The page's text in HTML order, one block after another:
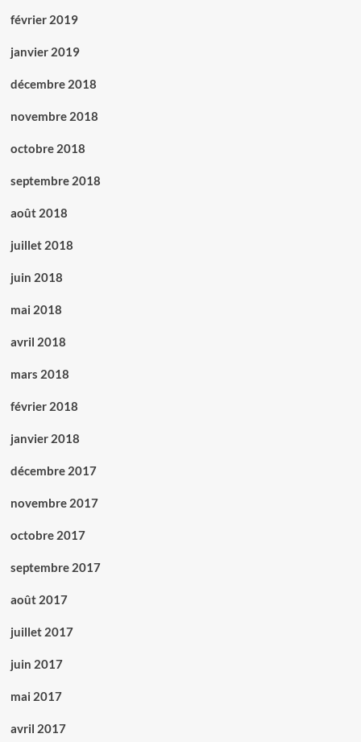
février 2019
janvier 2019
décembre 2018
novembre 2018
octobre 2018
septembre 2018
août 2018
juillet 2018
juin 2018
mai 2018
avril 2018
mars 2018
février 2018
janvier 2018
décembre 2017
novembre 2017
octobre 2017
septembre 2017
août 2017
juillet 2017
juin 2017
mai 2017
avril 2017